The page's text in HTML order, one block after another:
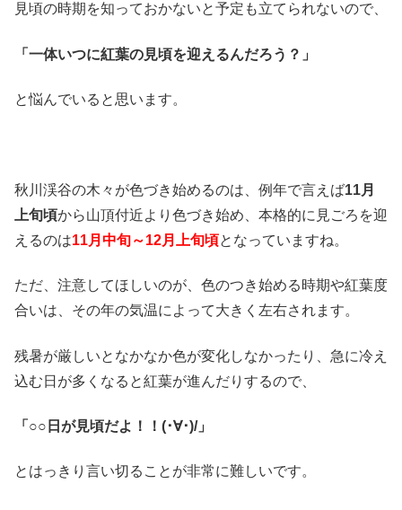
見頃の時期を知っておかないと予定も立てられないので、
「一体いつに紅葉の見頃を迎えるんだろう？」
と悩んでいると思います。
秋川渓谷の木々が色づき始めるのは、例年で言えば11月
上旬頃から山頂付近より色づき始め、本格的に見ごろを迎
えるのは11月中旬～12月上旬頃となっていますね。
ただ、注意してほしいのが、色のつき始める時期や紅葉度
合いは、その年の気温によって大きく左右されます。
残暑が厳しいとなかなか色が変化しなかったり、急に冷え
込む日が多くなると紅葉が進んだりするので、
「○○日が見頃だよ！！(･∀･)/」
とはっきり言い切ることが非常に難しいです。